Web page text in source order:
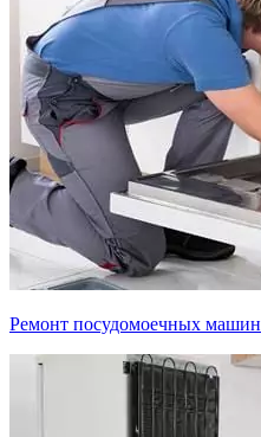
Ремонт посудомоечных машин